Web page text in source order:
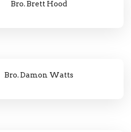
Bro. Brett Hood
Bro. Damon Watts